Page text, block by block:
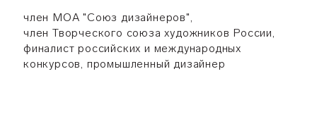
член МОА "Союз дизайнеров",
член Творческого союза художников России,
финалист российских и международных
конкурсов, промышленный дизайнер